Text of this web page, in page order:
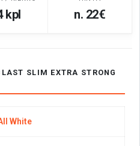
kpl n. 22€
SLIM EXTRA STRONG
White